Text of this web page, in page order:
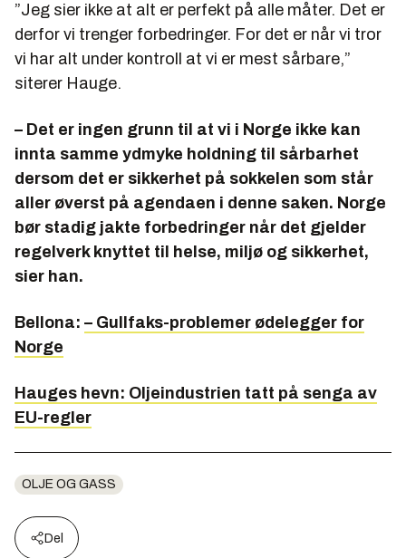
”Jeg sier ikke at alt er perfekt på alle måter. Det er
derfor vi trenger forbedringer. For det er når vi tror
vi har alt under kontroll at vi er mest sårbare,”
siterer Hauge.
– Det er ingen grunn til at vi i Norge ikke kan
innta samme ydmyke holdning til sårbarhet
dersom det er sikkerhet på sokkelen som står
aller øverst på agendaen i denne saken. Norge
bør stadig jakte forbedringer når det gjelder
regelverk knyttet til helse, miljø og sikkerhet,
sier han.
Bellona: – Gullfaks-problemer ødelegger for
Norge
Hauges hevn: Oljeindustrien tatt på senga av
EU-regler
OLJE OG GASS
Del